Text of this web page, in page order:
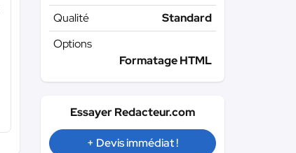
Qualité
Standard
Options
Formatage HTML
Essayer Redacteur.com
+ Devis immédiat !